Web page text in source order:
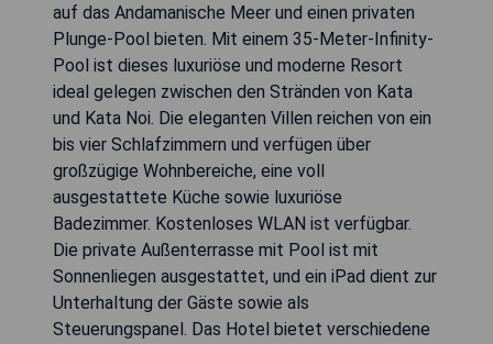
auf das Andamanische Meer und einen privaten
Plunge-Pool bieten. Mit einem 35-Meter-Infinity-
Pool ist dieses luxuriöse und moderne Resort
ideal gelegen zwischen den Stränden von Kata
und Kata Noi. Die eleganten Villen reichen von ein
bis vier Schlafzimmern und verfügen über
großzügige Wohnbereiche, eine voll
ausgestattete Küche sowie luxuriöse
Badezimmer. Kostenloses WLAN ist verfügbar.
Die private Außenterrasse mit Pool ist mit
Sonnenliegen ausgestattet, und ein iPad dient zur
Unterhaltung der Gäste sowie als
Steuerungspanel. Das Hotel bietet verschiedene